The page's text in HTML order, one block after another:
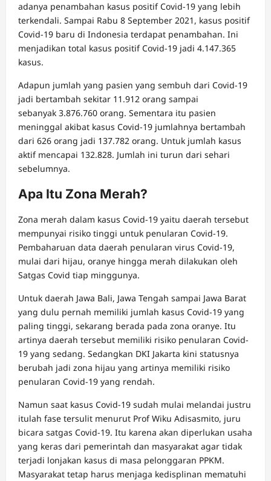
adanya penambahan kasus positif Covid-19 yang lebih
terkendali. Sampai Rabu 8 September 2021, kasus positif
Covid-19 baru di Indonesia terdapat penambahan. Ini
menjadikan total kasus positif Covid-19 jadi 4.147.365
kasus.
Adapun jumlah yang pasien yang sembuh dari Covid-19
jadi bertambah sekitar 11.912 orang sampai
sebanyak 3.876.760 orang. Sementara itu pasien
meninggal akibat kasus Covid-19 jumlahnya bertambah
dari 626 orang jadi 137.782 orang. Untuk jumlah kasus
aktif mencapai 132.828. Jumlah ini turun dari sehari
sebelumnya.
Apa Itu Zona Merah?
Zona merah dalam kasus Covid-19 yaitu daerah tersebut
mempunyai risiko tinggi untuk penularan Covid-19.
Pembaharuan data daerah penularan virus Covid-19,
mulai dari hijau, oranye hingga merah dilakukan oleh
Satgas Covid tiap minggunya.
Untuk daerah Jawa Bali, Jawa Tengah sampai Jawa Barat
yang dulu pernah memiliki jumlah kasus Covid-19 yang
paling tinggi, sekarang berada pada zona oranye. Itu
artinya daerah tersebut memiliki risiko penularan Covid-
19 yang sedang. Sedangkan DKI Jakarta kini statusnya
berubah jadi zona hijau yang artinya memiliki risiko
penularan Covid-19 yang rendah.
Namun saat kasus Covid-19 sudah mulai melandai justru
itulah fase tersulit menurut Prof Wiku Adisasmito, juru
bicara satgas Covid-19. Itu karena akan diperlukan usaha
yang keras dari pemerintah dan masyarakat agar tidak
terjadi lonjakan kasus di masa pelonggaran PPKM.
Masyarakat tetap harus menjaga kedisplinan mematuhi